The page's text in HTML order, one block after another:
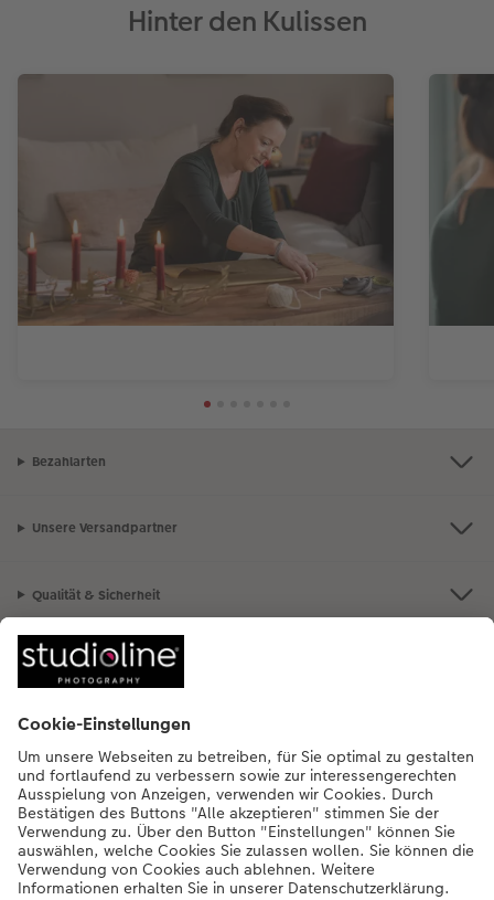
Hinter den Kulissen
Bezahlarten
Unsere Versandpartner
Qualität & Sicherheit
Nachhaltigkeit bei CEWE
Mein Fotoservice
Informationen
Sortiment